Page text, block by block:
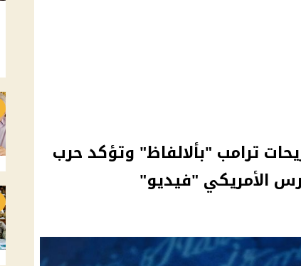
ترامب "بألالفاظ" وتؤكد حرب
الأمريكي "فيديو"